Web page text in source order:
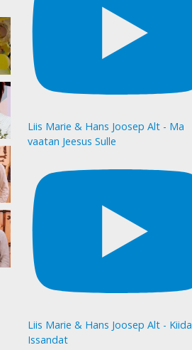
Liis Marie & Hans Joosep Alt - Ma
vaatan Jeesus Sulle
Liis Marie & Hans Joosep Alt - Kiida
Issandat